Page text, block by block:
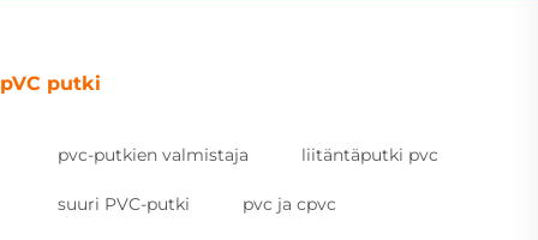
pVC putki
pvc-putkien valmistaja liitäntäputki pvc
suuri PVC-putki pvc ja cpvc